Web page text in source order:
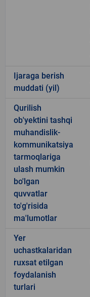
Ijaraga berish
muddati (yil)
Qurilish
ob'yektini tashqi
muhandislik-
kommunikatsiya
tarmoqlariga
ulash mumkin
bo'lgan
quvvatlar
to'g'risida
ma'lumotlar
Yer
uchastkalaridan
ruxsat etilgan
foydalanish
turlari